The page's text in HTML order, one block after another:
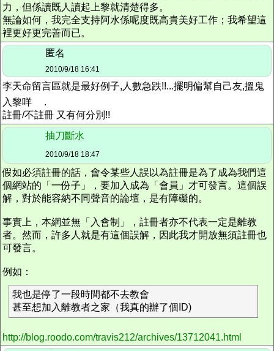
力，但係讀既人讀起上黎就清楚得多。
無論如何，我完全支持阿水係呢度既高貴美好工作；我希望這
裡更好更完善而已。
匿名
2010/9/18 16:41
李天命留言區就是最好例子,人數急跌!!...擺明偏幫自己友,搵鬼
入黎咩
.
註冊/不註冊 又有何分別!!
抽刀斷水
2010/9/18 18:47
假如必須註冊的話，會令某些人誤以為註冊是為了成為我們這
個網站的「一份子」，要加入成為「會員」才可發言。這個誤
解，對於能容納不同聲音的論壇，是有障礙的。
事實上，本網並無「入會制」，註冊者亦不代表一定是離教
者。然而，許多人就是有這個誤解，因此我才開放無須註冊也
可發言。
例如：
我也是停了一段時間都不去教會
甚至想加入離教者之家（我真的辦了個ID)
http://blog.roodo.com/travis212/archives/13712041.html